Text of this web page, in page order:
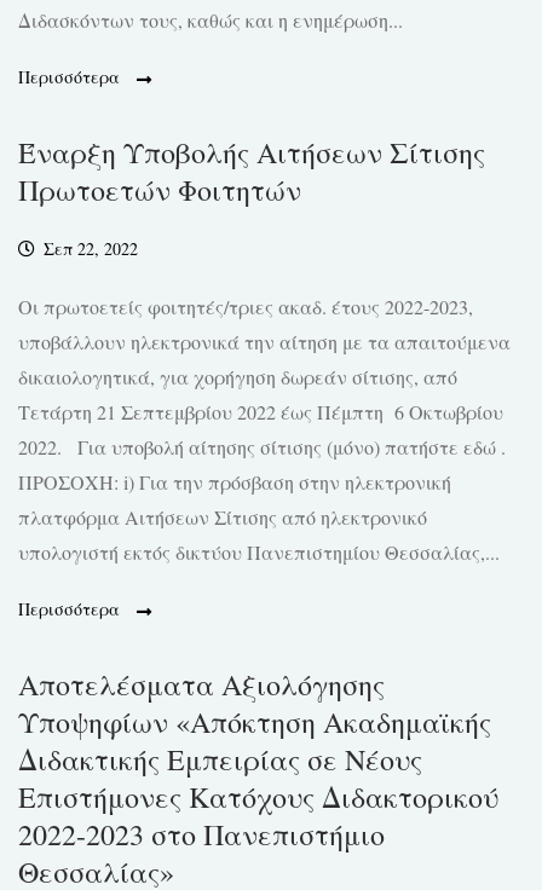
Διδασκόντων τους, καθώς και η ενημέρωση...
Περισσότερα
Έναρξη Υποβολής Αιτήσεων Σίτισης
Πρωτοετών Φοιτητών
Σεπ 22, 2022
Οι πρωτοετείς φοιτητές/τριες ακαδ. έτους 2022-2023,
υποβάλλουν ηλεκτρονικά την αίτηση με τα απαιτούμενα
δικαιολογητικά, για χορήγηση δωρεάν σίτισης, από
Τετάρτη 21 Σεπτεμβρίου 2022 έως Πέμπτη 6 Οκτωβρίου
2022. Για υποβολή αίτησης σίτισης (μόνο) πατήστε εδώ .
ΠΡΟΣΟΧΗ: i) Για την πρόσβαση στην ηλεκτρονική
πλατφόρμα Αιτήσεων Σίτισης από ηλεκτρονικό
υπολογιστή εκτός δικτύου Πανεπιστημίου Θεσσαλίας,...
Περισσότερα
Αποτελέσματα Αξιολόγησης
Υποψηφίων «Απόκτηση Ακαδημαϊκής
Διδακτικής Εμπειρίας σε Νέους
Επιστήμονες Κατόχους Διδακτορικού
2022-2023 στο Πανεπιστήμιο
Θεσσαλίας»